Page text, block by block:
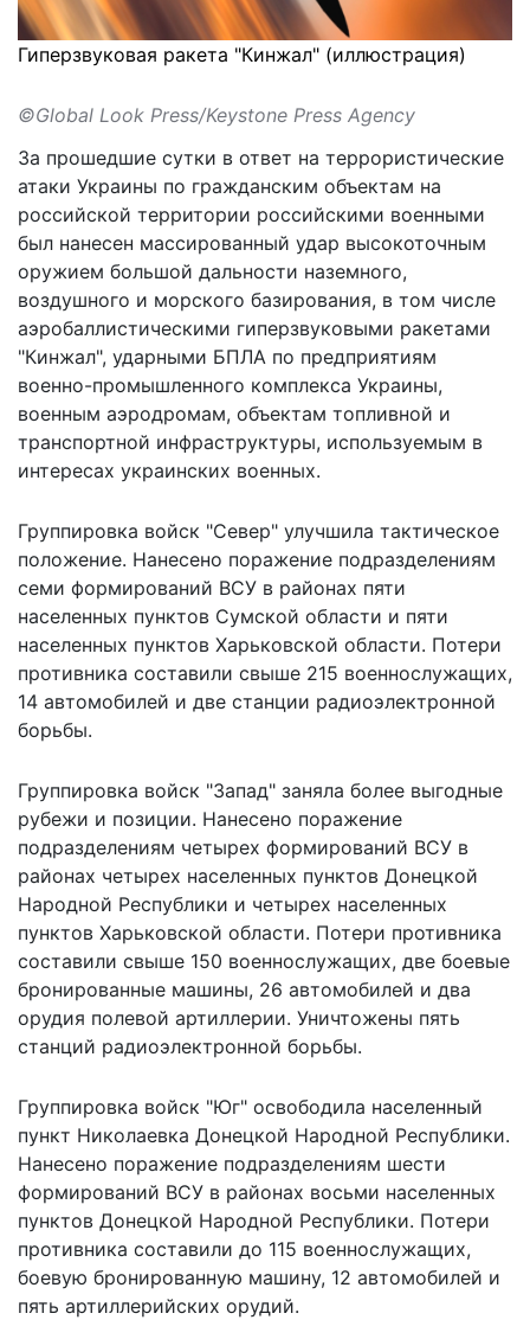
Гиперзвуковая ракета "Кинжал" (иллюстрация)
©Global Look Press/Keystone Press Agency
За прошедшие сутки в ответ на террористические
атаки Украины по гражданским объектам на
российской территории российскими военными
был нанесен массированный удар высокоточным
оружием большой дальности наземного,
воздушного и морского базирования, в том числе
аэробаллистическими гиперзвуковыми ракетами
"Кинжал", ударными БПЛА по предприятиям
военно-промышленного комплекса Украины,
военным аэродромам, объектам топливной и
транспортной инфраструктуры, используемым в
интересах украинских военных.
Группировка войск "Север" улучшила тактическое
положение. Нанесено поражение подразделениям
семи формирований ВСУ в районах пяти
населенных пунктов Сумской области и пяти
населенных пунктов Харьковской области. Потери
противника составили свыше 215 военнослужащих,
14 автомобилей и две станции радиоэлектронной
борьбы.
Группировка войск "Запад" заняла более выгодные
рубежи и позиции. Нанесено поражение
подразделениям четырех формирований ВСУ в
районах четырех населенных пунктов Донецкой
Народной Республики и четырех населенных
пунктов Харьковской области. Потери противника
составили свыше 150 военнослужащих, две боевые
бронированные машины, 26 автомобилей и два
орудия полевой артиллерии. Уничтожены пять
станций радиоэлектронной борьбы.
Группировка войск "Юг" освободила населенный
пункт Николаевка Донецкой Народной Республики.
Нанесено поражение подразделениям шести
формирований ВСУ в районах восьми населенных
пунктов Донецкой Народной Республики. Потери
противника составили до 115 военнослужащих,
боевую бронированную машину, 12 автомобилей и
пять артиллерийских орудий.